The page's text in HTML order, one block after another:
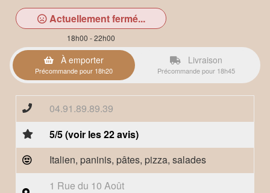
Actuellement fermé...
18h00 - 22h00
À emporter
Précommande pour 18h20
Livraison
Précommande pour 18h45
04.91.89.89.39
5/5 (voir les 22 avis)
Italien, paninis, pâtes, pizza, salades
1 Rue du 10 Août